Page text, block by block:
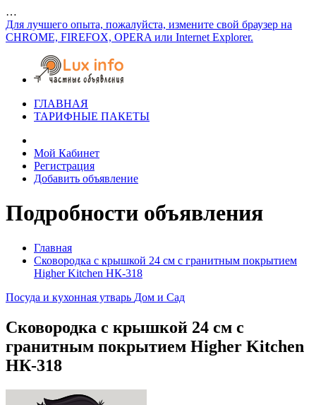
…
Для лучшего опыта, пожалуйста, измените свой браузер на
CHROME, FIREFOX, OPERA или Internet Explorer.
ГЛАВНАЯ
ТАРИФНЫЕ ПАКЕТЫ
Мой Кабинет
Регистрация
Добавить объявление
Подробности объявления
Главная
Сковородка с крышкой 24 см с гранитным покрытием
Higher Kitchen НК-318
Посуда и кухонная утварь Дом и Сад
Сковородка с крышкой 24 см с
гранитным покрытием Higher Kitchen
НК-318